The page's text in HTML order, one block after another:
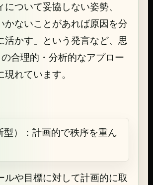
について妥協しない姿勢、
かないことがあれば原因を分
活かす」という発言など、思
合理的・分析的なアプロー
れています。
型）：計画的で秩序を重ん
ルや目標に対して計画的に取